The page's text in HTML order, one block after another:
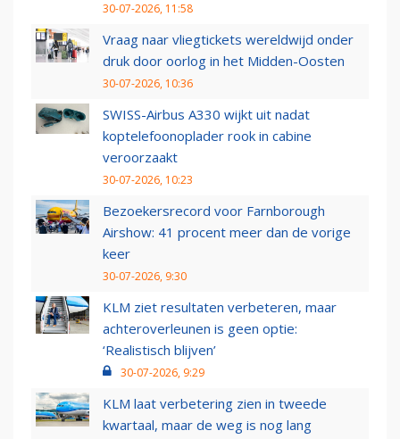
30-07-2026, 11:58
Vraag naar vliegtickets wereldwijd onder
druk door oorlog in het Midden-Oosten
30-07-2026, 10:36
SWISS-Airbus A330 wijkt uit nadat
koptelefoonoplader rook in cabine
veroorzaakt
30-07-2026, 10:23
Bezoekersrecord voor Farnborough
Airshow: 41 procent meer dan de vorige
keer
30-07-2026, 9:30
KLM ziet resultaten verbeteren, maar
achteroverleunen is geen optie:
‘Realistisch blijven’
30-07-2026, 9:29
KLM laat verbetering zien in tweede
kwartaal, maar de weg is nog lang